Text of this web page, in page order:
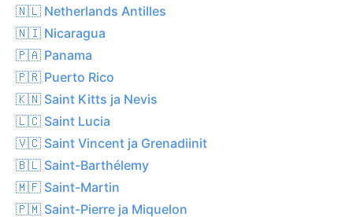
🇳🇱 Netherlands Antilles
🇳🇮 Nicaragua
🇵🇦 Panama
🇵🇷 Puerto Rico
🇰🇳 Saint Kitts ja Nevis
🇱🇨 Saint Lucia
🇻🇨 Saint Vincent ja Grenadiinit
🇧🇱 Saint-Barthélemy
🇲🇫 Saint-Martin
🇵🇲 Saint-Pierre ja Miquelon